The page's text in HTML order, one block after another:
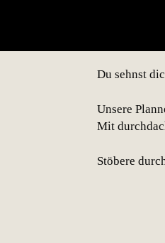
Du sehnst
Unsere
Mit
Stöbere